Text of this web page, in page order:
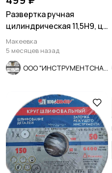
Развертка ручная
цилиндрическая 11,5Н9, ц/
х, 9ХС, Z8, 142/71 мм,
СССР.
Макеевка
5 месяцев назад